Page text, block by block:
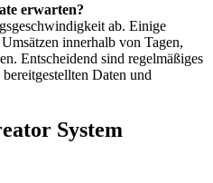
erwarten?
ab. Einige
innerhalb von Tagen,
Entscheidend sind regelmäßiges
Daten und
System